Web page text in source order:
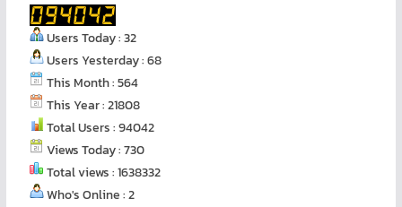
Users Today : 32
Users Yesterday : 68
This Month : 564
This Year : 21808
Total Users : 94042
Views Today : 730
Total views : 1638332
Who's Online : 2